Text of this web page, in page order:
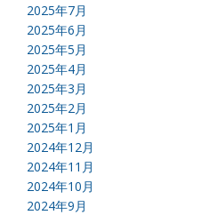
2025年7月
2025年6月
2025年5月
2025年4月
2025年3月
2025年2月
2025年1月
2024年12月
2024年11月
2024年10月
2024年9月